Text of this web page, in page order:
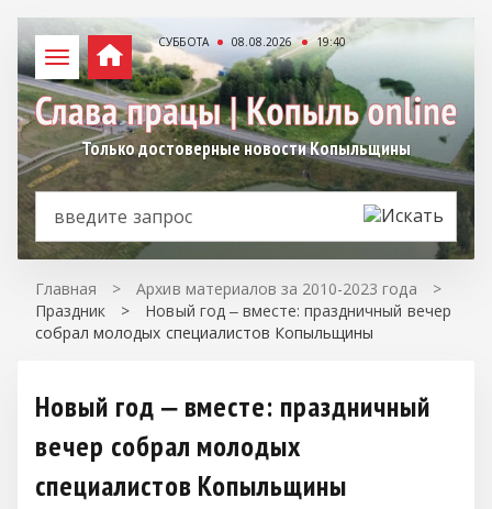
СУББОТА 08.08.2026 19:40
Только достоверные новости Копыльщины
Главная > Архив материалов за 2010-2023 года
>
Праздник
>
Новый год ‒ вместе: праздничный вечер
собрал молодых специалистов Копыльщины
Новый год ‒ вместе: праздничный
вечер собрал молодых
специалистов Копыльщины